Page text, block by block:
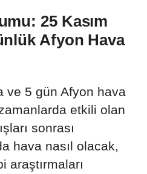
25 Kasım
Afyon Hava
ve 5 gün Afyon hava
etkili olan
sonrası
hava nasıl olacak,
araştırmaları